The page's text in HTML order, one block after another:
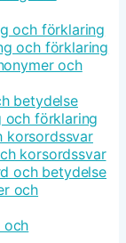
och förklaring
och förklaring
och
betydelse
och förklaring
korsordssvar
korsordssvar
och betydelse
och
och